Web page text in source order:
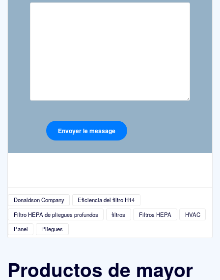
Donaldson Company
Eficiencia del filtro H14
Filtro HEPA de pliegues profundos
filtros Filtros HEPA
HVAC
Panel
Pliegues
Productos de mayor